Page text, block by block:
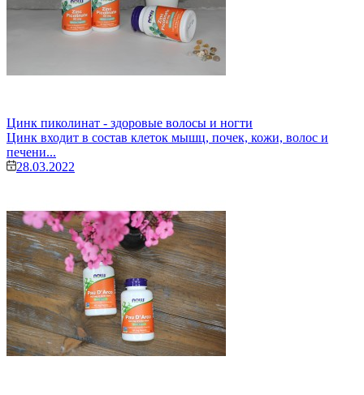
Цинк пиколинат - здоровые волосы и ногти
Цинк входит в состав клеток мышц, почек, кожи, волос и
печени...
28.03.2022